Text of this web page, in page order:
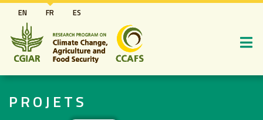
Aller
au
contenu
principal
EN FR ES
PROJETS